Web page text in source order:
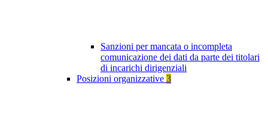
Sanzioni per mancata o incompleta
comunicazione dei dati da parte dei titolari
di incarichi dirigenziali
Posizioni organizzative 3